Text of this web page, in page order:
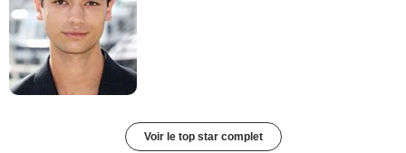
Voir le top star complet